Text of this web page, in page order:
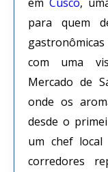
para quem
gastronômicas
com uma
Mercado de
onde os
desde o
um chef local
corredores